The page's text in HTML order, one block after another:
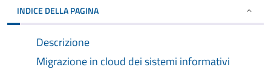
INDICE DELLA PAGINA
Descrizione
Migrazione in cloud dei sistemi informativi